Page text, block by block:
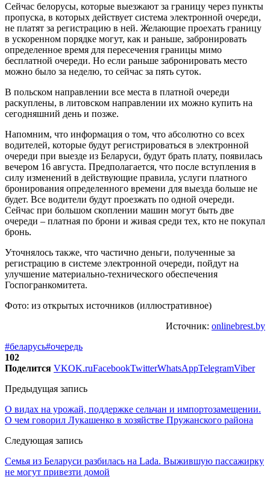
Сейчас белорусы, которые выезжают за границу через пункты
пропуска, в которых действует система электронной очереди,
не платят за регистрацию в ней. Желающие проехать границу
в ускоренном порядке могут, как и раньше, забронировать
определенное время для пересечения границы мимо
бесплатной очереди. Но если раньше забронировать место
можно было за неделю, то сейчас за пять суток.
В польском направлении все места в платной очереди
раскуплены, в литовском направлении их можно купить на
сегодняшний день и позже.
Напомним, что информация о том, что абсолютно со всех
водителей, которые будут регистрироваться в электронной
очереди при выезде из Беларуси, будут брать плату, появилась
вечером 16 августа. Предполагается, что после вступления в
силу изменений в действующие правила, услуги платного
бронирования определенного времени для выезда больше не
будет. Все водители будут проезжать по одной очереди.
Сейчас при большом скоплении машин могут быть две
очереди – платная по брони и живая среди тех, кто не покупал
бронь.
Уточнялось также, что частично деньги, полученные за
регистрацию в системе электронной очереди, пойдут на
улучшение материально-технического обеспечения
Госпогранкомитета.
Фото: из открытых источников (иллюстративное)
Источник: onlinebrest.by
#беларусь#очередь
102
Поделится VKOK.ruFacebookTwitterWhatsAppTelegramViber
Предыдущая запись
О видах на урожай, поддержке сельчан и импортозамещении.
О чем говорил Лукашенко в хозяйстве Пружанского района
Следующая запись
Семья из Беларуси разбилась на Lada. Выжившую пассажирку
не могут привезти домой